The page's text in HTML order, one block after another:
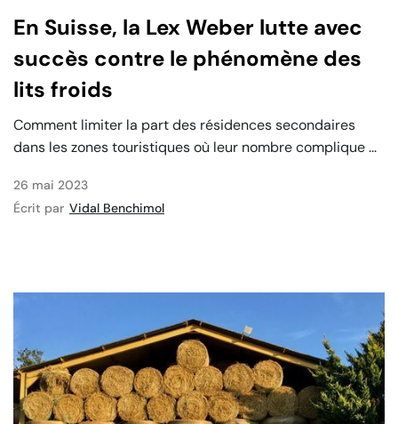
En Suisse, la Lex Weber lutte avec
succès contre le phénomène des
lits froids
Comment limiter la part des résidences secondaires
dans les zones touristiques où leur nombre complique ...
26 mai 2023
Écrit par Vidal Benchimol